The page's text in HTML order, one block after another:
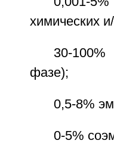
химических
30-
фазе);
0,5-8%
0-5%